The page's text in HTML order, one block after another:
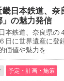
畿日本鉄道、
の魅力発信
鉄道、奈良県の
日に世界遺産に登
価値や魅力を
予定・計画・施策